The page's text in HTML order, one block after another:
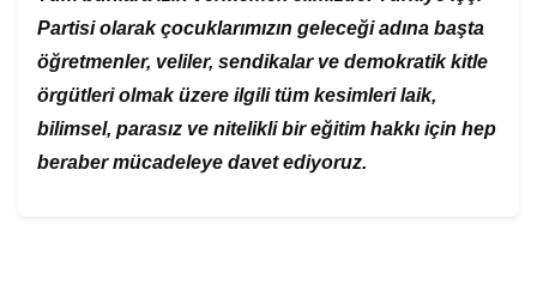
Partisi olarak çocuklarımızın geleceği adına başta
öğretmenler, veliler, sendikalar ve demokratik kitle
örgütleri olmak üzere ilgili tüm kesimleri laik,
bilimsel, parasız ve nitelikli bir eğitim hakkı için hep
beraber mücadeleye davet ediyoruz.